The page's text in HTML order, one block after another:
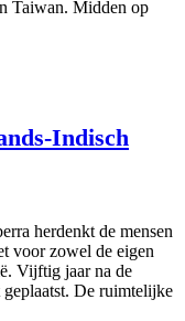
Taiwan. Midden op
Indisch
herdenkt de mensen
voor zowel de eigen
Vijftig jaar na de
De ruimtelijke